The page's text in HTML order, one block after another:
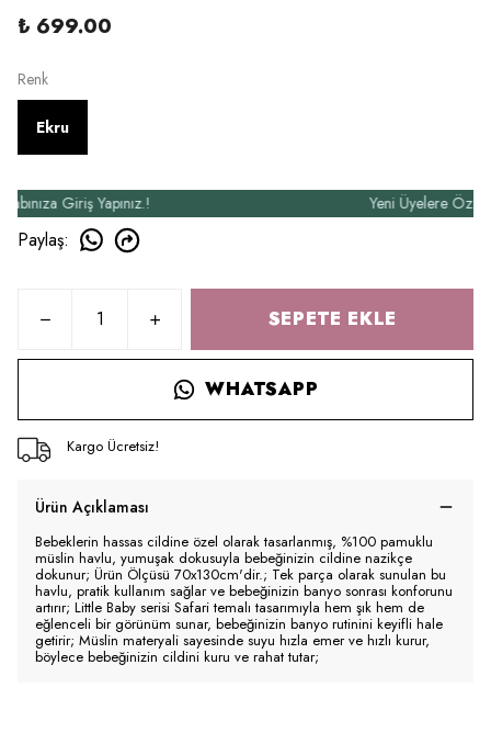
₺ 699.00
Renk
Ekru
Giriş Yapınız.! Yeni Üyelere Özel
Paylaş:
SEPETE EKLE
WHATSAPP
Kargo Ücretsiz!
Ürün Açıklaması
Bebeklerin hassas cildine özel olarak tasarlanmış, %100 pamuklu
müslin havlu, yumuşak dokusuyla bebeğinizin cildine nazikçe
dokunur; Ürün Ölçüsü 70x130cm'dir.; Tek parça olarak sunulan bu
havlu, pratik kullanım sağlar ve bebeğinizin banyo sonrası konforunu
artırır; Little Baby serisi Safari temalı tasarımıyla hem şık hem de
eğlenceli bir görünüm sunar, bebeğinizin banyo rutinini keyifli hale
getirir; Müslin materyali sayesinde suyu hızla emer ve hızlı kurur,
böylece bebeğinizin cildini kuru ve rahat tutar;